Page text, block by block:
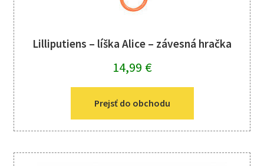
Lilliputiens – líška Alice – závesná hračka
14,99 €
Prejsť do obchodu